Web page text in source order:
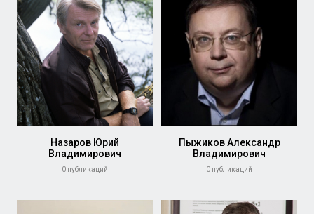
Назаров Юрий
Владимирович
0 публикаций
Пыжиков Александр
Владимирович
0 публикаций